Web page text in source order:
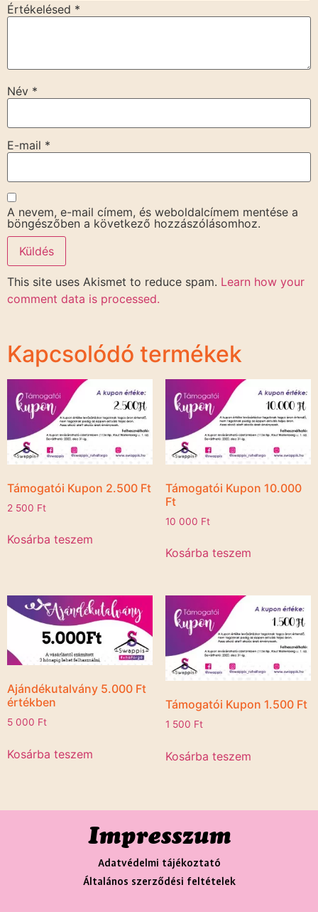
Értékelésed *
Név *
E-mail *
A nevem, e-mail címem, és weboldalcímem mentése a
böngészőben a következő hozzászólásomhoz.
This site uses Akismet to reduce spam. Learn how your
comment data is processed.
Kapcsolódó termékek
Támogatói Kupon 2.500 Ft
2 500 Ft
Kosárba teszem
Támogatói Kupon 10.000
Ft
10 000 Ft
Kosárba teszem
Ajándékutalvány 5.000 Ft
értékben
5 000 Ft
Kosárba teszem
Támogatói Kupon 1.500 Ft
1 500 Ft
Kosárba teszem
Impresszum
Adatvédelmi tájékoztató
Általános szerződési feltételek